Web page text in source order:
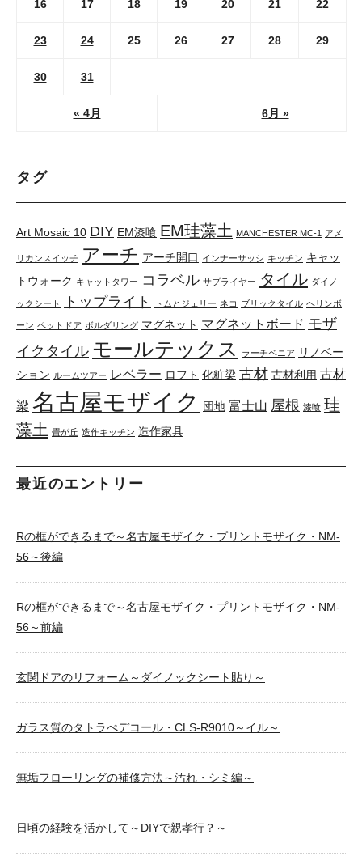
« 4月 6月 »
16 17 18 19 20 21 22
23 24 25 26 27 28 29
30 31
タグ
Art Mosaic 10 DIY EM漆喰 EM珪藻土 MANCHESTER MC-1 アメ
リカンスイッチ アーチ アーチ開口 インナーサッシ キッチン キャッ
トウォーク キャットタワー コラベル サプライヤー タイル ダイノ
ックシート トップライト トムとジェリー ネコ ブリックタイル ヘリンボ
ーン ペットドア ボルダリング マグネット マグネットボード モザ
イクタイル モールテックス ラーチベニア
リノベー
ション ルームツアー レベラー ロフト 化粧梁 古材 古材利用 古材
梁 名古屋モザイク 団地 富士山 屋根 漆喰 珪
藻土 畳が丘 造作キッチン 造作家具
最近のエントリー
Rの框ができるまで～名古屋モザイク・プリントモザイク・NM-
56～後編
Rの框ができるまで～名古屋モザイク・プリントモザイク・NM-
56～前編
玄関ドアのリフォーム～ダイノックシート貼り～
ガラス質のタトラぺデコール・CLS-R9010～イル～
無垢フローリングの補修方法～汚れ・シミ編～
日頃の経験を活かして～DIYで親孝行？～